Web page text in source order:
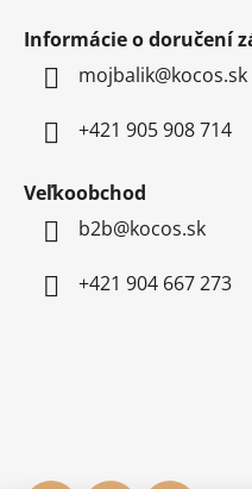
Informácie o doručení
mojbalik@kocos.sk
+421 905 908 714
Veľkoobchod
b2b@kocos.sk
+421 904 667 273